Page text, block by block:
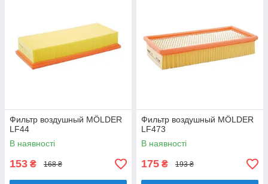
Фильтр воздушный MÖLDER
LF44
В наявності
153 ₴ 168 ₴
Фильтр воздушный MÖLDER
LF473
В наявності
175 ₴ 193 ₴